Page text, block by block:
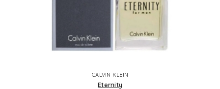
CALVIN KLEIN
Eternity